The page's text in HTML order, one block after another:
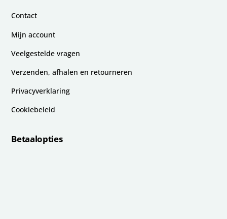
Contact
Mijn account
Veelgestelde vragen
Verzenden, afhalen en retourneren
Privacyverklaring
Cookiebeleid
Betaalopties